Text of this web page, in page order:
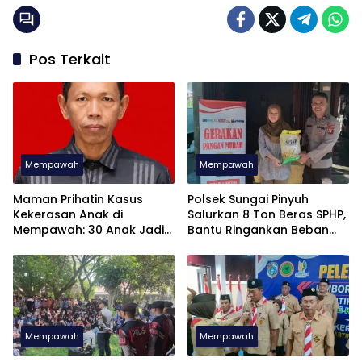
Pos Terkait
Mempawah
Maman Prihatin Kasus
Kekerasan Anak di
Mempawah: 30 Anak Jadi
Mempawah
Polsek Sungai Pinyuh
Salurkan 8 Ton Beras SPHP,
Bantu Ringankan Beban
Mempawah Mempawah